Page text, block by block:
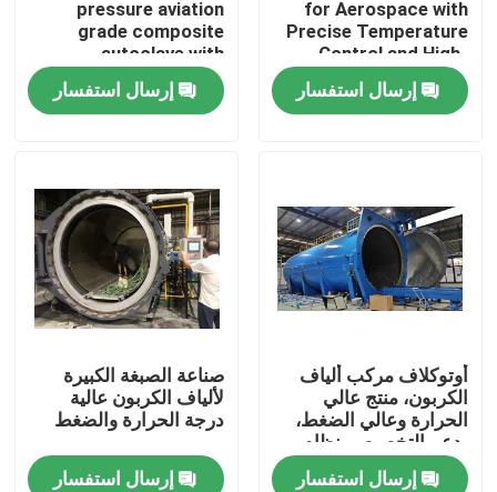
المنزل
فيديوهات
حولنا
جولة في المصنع
مراقبة الجودة
for Aerospace with
Precise Temperature
Control and High-
Pressure Vessel for
Consistent Curing
إرسال استفسار
pressure aviation
grade composite
autoclave with
advanced control
systems for UAV and
aerospace
إرسال استفسار
أوتوكلاف مركب ألياف
الكربون، منتج عالي
الحرارة وعالي الضغط،
يدعم التخصيص، نظام
كامل
إرسال استفسار
صناعة الصبغة الكبيرة
لألياف الكربون عالية
درجة الحرارة والضغط
إرسال استفسار